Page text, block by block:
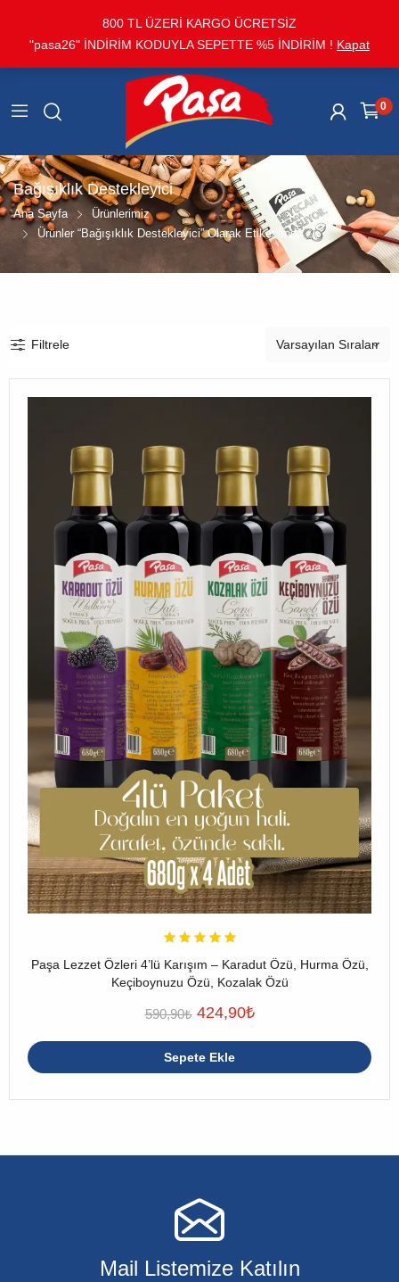
800 TL ÜZERİ KARGO ÜCRETSİZ
"pasa26" İNDİRİM KODUYLA SEPETTE %5 İNDİRİM ! Kapat
0
Bağışıklık Destekleyici
Ana Sayfa
Ürünlerimiz
Ürünler “bağışıklık Destekleyici” Olarak Etiketlendi
Filtrele
Paşa Lezzet Özleri 4’lü Karışım – Karadut Özü, Hurma Özü,
Keçiboynuzu Özü, Kozalak Özü
590,90₺ 424,90₺
Sepete Ekle
Mail Listemize Katılın